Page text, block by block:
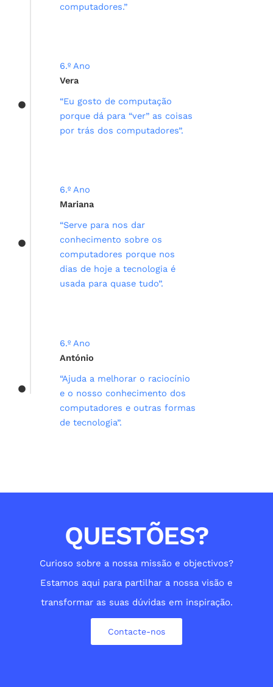
computadores.”
6.º Ano
Vera
“Eu gosto de computação
porque dá para “ver” as coisas
por trás dos computadores”.
6.º Ano
Mariana
“Serve para nos dar
conhecimento sobre os
computadores porque nos
dias de hoje a tecnologia é
usada para quase tudo”.
6.º Ano
António
“Ajuda a melhorar o raciocínio
e o nosso conhecimento dos
computadores e outras formas
de tecnologia”.
QUESTÕES?
Curioso sobre a nossa missão e objectivos?
Estamos aqui para partilhar a nossa visão e
transformar as suas dúvidas em inspiração.
Contacte-nos